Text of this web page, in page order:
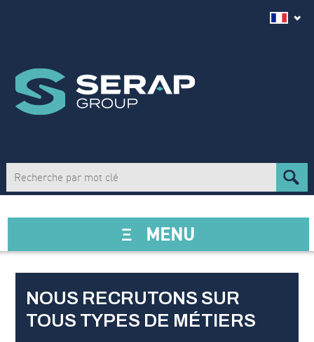
Ξ MENU
NOUS RECRUTONS SUR
TOUS TYPES DE MÉTIERS